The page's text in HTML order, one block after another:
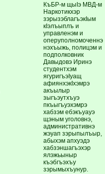
КъБР-м щыIэ МВД-м
Наркотикхэр
зэрызэблагъэкIым
кIэлъыплъ и
управленэм и
оперуполномоченнэ
нэхъыжь, полицэм и
подполковник
Давыдовэ Иринэ
студентхэм
ягуригъэIуащ
афиянхэкIхэмрэ
акъылыр
зыгъэутхъуэ
пкъыгъуэхэмрэ
хабзэм ебэкъуауэ
щэным уголовнэ,
административнэ
жэуап зэрыпылъыр,
абыхэм апхуэдэ
хабзэншагъэхэр
ялэжьыныр
къэбгъэхъу
зэрымыхъунур.